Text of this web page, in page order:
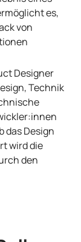
es,
von
Designer
Technik
das Design
wird die
den